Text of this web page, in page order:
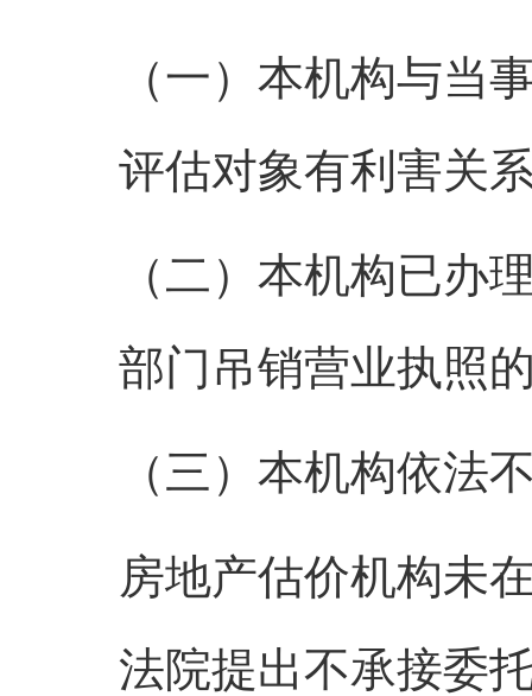
（一）本机构与当
评估对象有利害关
（二）本机构已办
部门吊销营业执照
（三）本机构依法
房地产估价机构未
法院提出不承接委